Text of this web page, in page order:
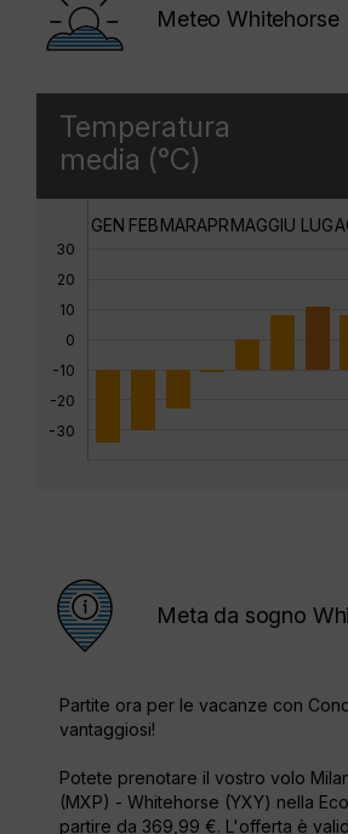
Meteo Whitehorse
Temperatura
media (°C)
30
20
10
0
-10
-20
-30
GEN FEBMARAPRMAGGIU LUG
Meta da sogno
Partite ora per le vacanze con
vantaggiosi!
Potete prenotare il vostro volo
(MXP) - Whitehorse (YXY) nella
partire da 369,99 €. L'offerta è